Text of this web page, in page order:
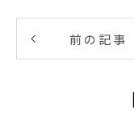
前の記事